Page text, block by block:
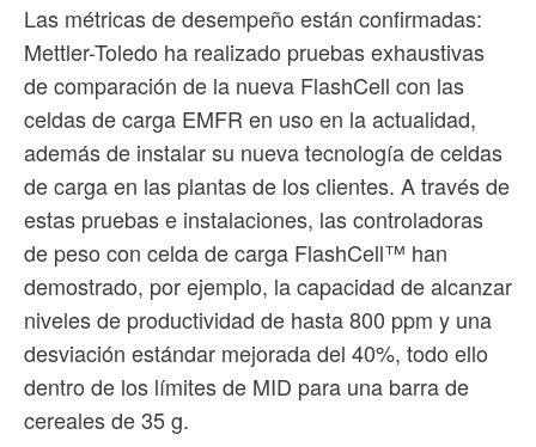
Las métricas de desempeño están confirmadas:
Mettler-Toledo ha realizado pruebas exhaustivas
de comparación de la nueva FlashCell con las
celdas de carga EMFR en uso en la actualidad,
además de instalar su nueva tecnología de celdas
de carga en las plantas de los clientes. A través de
estas pruebas e instalaciones, las controladoras
de peso con celda de carga FlashCell™ han
demostrado, por ejemplo, la capacidad de alcanzar
niveles de productividad de hasta 800 ppm y una
desviación estándar mejorada del 40%, todo ello
dentro de los límites de MID para una barra de
cereales de 35 g.